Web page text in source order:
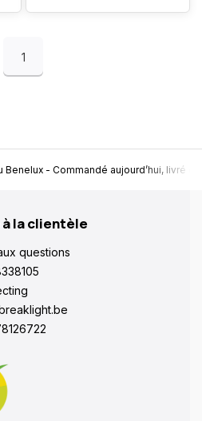
1
Benelux - Commandé aujourd’hui, livré
la clientèle
questions